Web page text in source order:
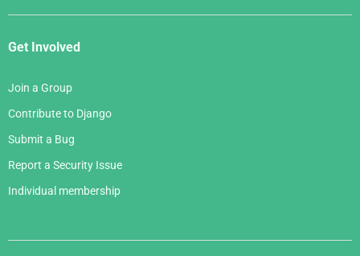
Get Involved
Join a Group
Contribute to Django
Submit a Bug
Report a Security Issue
Individual membership